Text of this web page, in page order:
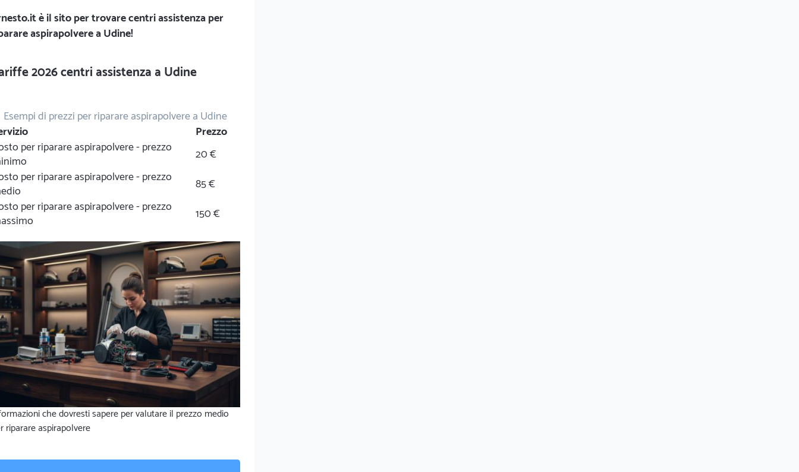
è il sito per trovare centri assistenza per
aspirapolvere a Udine!
2026 centri assistenza a Udine
Esempi di prezzi per riparare aspirapolvere a Udine
Prezzo
per riparare aspirapolvere - prezzo
20 €
per riparare aspirapolvere - prezzo
85 €
per riparare aspirapolvere - prezzo
150 €
che dovresti sapere per valutare il prezzo medio
riparare aspirapolvere